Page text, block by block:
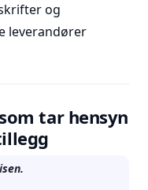
og
leverandører
tar hensyn